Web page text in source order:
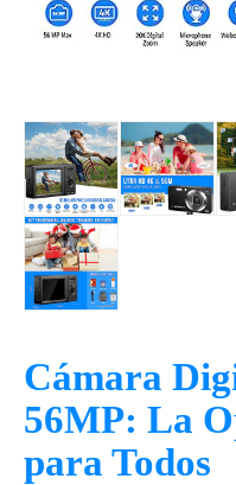
Cámara
56MP: La
para Todos